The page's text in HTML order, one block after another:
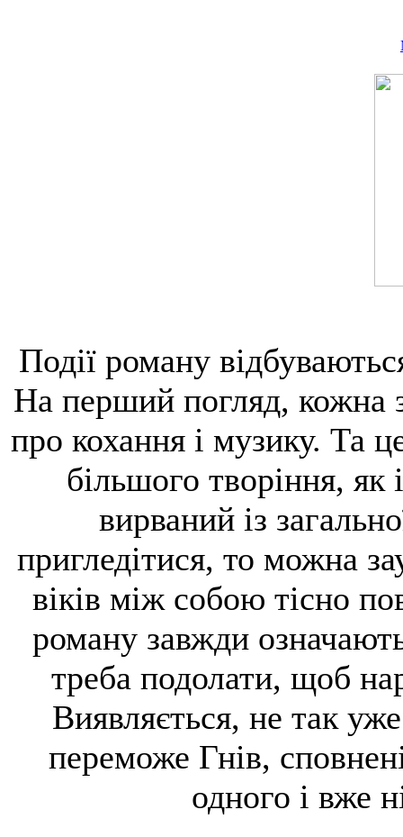
Події роману
На перший погляд, кожна
про кохання і музику. Та
більшого творіння,
вирваний із
пригледітися, то можна
віків між собою тісно
роману завжди
треба подолати, щоб
Виявляється, не так
переможе Гнів,
одного і вже